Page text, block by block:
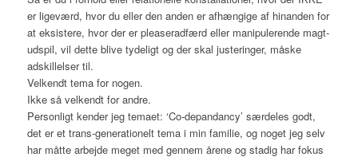
er ligeværd, hvor du eller den anden er afhængige af hinanden for
at eksistere, hvor der er pleaseradfærd eller manipulerende magt-
udspil, vil dette blive tydeligt og der skal justeringer, måske
adskillelser til.
Velkendt tema for nogen.
Ikke så velkendt for andre.
Personligt kender jeg temaet: ‘Co-depandancy’ særdeles godt,
det er et trans-generationelt tema i min familie, og noget jeg selv
har måtte arbejde meget med gennem årene og stadig har fokus